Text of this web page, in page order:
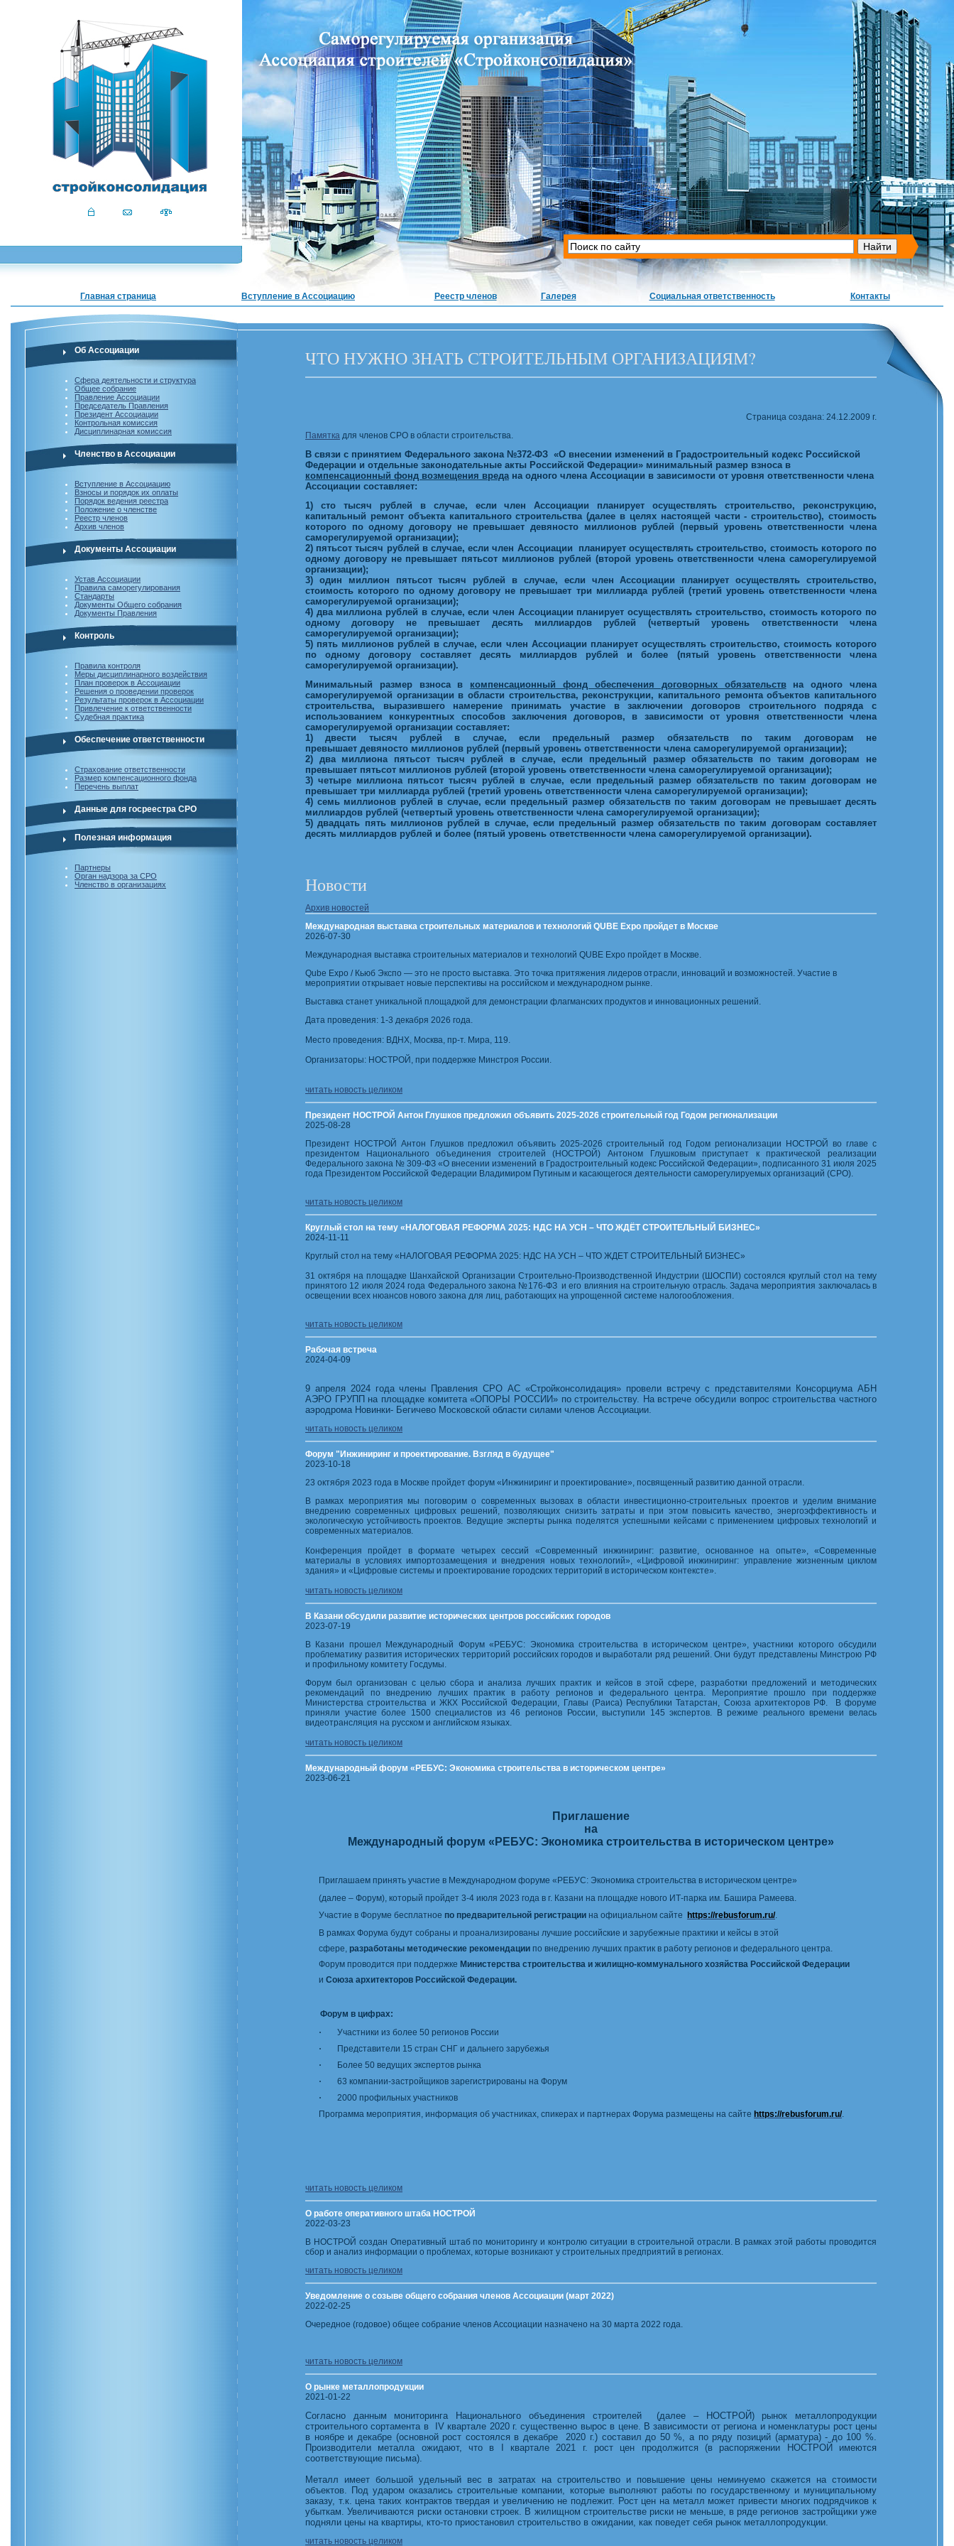
Главная страница Вступление в Ассоциацию Реестр членов Галерея Социальная ответственность Контакты
Об Ассоциации
Сфера деятельности и структура
Общее собрание
Правление Ассоциации
Председатель Правления
Президент Ассоциации
Контрольная комиссия
Дисциплинарная комиссия
Членство в Ассоциации
Вступление в Ассоциацию
Взносы и порядок их оплаты
Порядок ведения реестра
Положение о членстве
Реестр членов
Архив членов
Документы Ассоциации
Устав Ассоциации
Правила саморегулирования
Стандарты
Документы Общего собрания
Документы Правления
Контроль
Правила контроля
Меры дисциплинарного воздействия
План проверок в Ассоциации
Решения о проведении проверок
Результаты проверок в Ассоциации
Привлечение к ответственности
Судебная практика
Обеспечение ответственности
Страхование ответственности
Размер компенсационного фонда
Перечень выплат
Данные для госреестра СРО
Полезная информация
Партнеры
Орган надзора за СРО
Членство в организациях
ЧТО НУЖНО ЗНАТЬ СТРОИТЕЛЬНЫМ ОРГАНИЗАЦИЯМ?
Страница создана: 24.12.2009 г.
Памятка для членов СРО в области строительства.
В связи с принятием Федерального закона №372-ФЗ «О внесении изменений в Градостроительный кодекс Российской
Федерации и отдельные законодательные акты Российской Федерации» минимальный размер взноса в
компенсационный фонд возмещения вредана одного члена Ассоциации в зависимости от уровня ответственности члена
Ассоциации составляет:
1) сто тысяч рублей в случае, если член Ассоциации планирует осуществлять строительство, реконструкцию,
капитальный ремонт объекта капитального строительства (далее в целях настоящей части - строительство), стоимость
которого по одному договору не превышает девяносто миллионов рублей (первый уровень ответственности члена
саморегулируемой организации);
2) пятьсот тысяч рублей в случае, если член Ассоциации планирует осуществлять строительство, стоимость которого по
одному договору не превышает пятьсот миллионов рублей (второй уровень ответственности члена саморегулируемой
организации);
3) один миллион пятьсот тысяч рублей в случае, если членАссоциации планирует осуществлять строительство,
стоимость которого по одному договору не превышает три миллиарда рублей (третий уровень ответственности члена
саморегулируемой организации);
4) два миллиона рублей в случае, если член Ассоциации планирует осуществлять строительство, стоимость которого по
одному договору не превышает десять миллиардов рублей (четвертый уровень ответственности члена
саморегулируемой организации);
5) пять миллионов рублей в случае, если член Ассоциации планирует осуществлять строительство, стоимость которого
по одному договору составляет десять миллиардов рублей и более (пятый уровень ответственности члена
саморегулируемой организации).
Минимальный размер взноса в компенсационный фонд обеспечения договорных обязательствна одного члена
саморегулируемой организации в области строительства, реконструкции, капитального ремонта объектов капитального
строительства, выразившего намерение принимать участие в заключении договоров строительного подряда с
использованием конкурентных способов заключения договоров, в зависимости от уровня ответственности члена
саморегулируемой организации составляет:
1) двести тысяч рублей в случае, если предельный размер обязательств по таким договорам не
превышает девяносто миллионов рублей (первый уровень ответственности члена саморегулируемой организации);
2) два миллиона пятьсот тысяч рублей в случае, если предельный размер обязательств по таким договорам не
превышает пятьсот миллионов рублей (второй уровень ответственности члена саморегулируемой организации);
3) четыре миллиона пятьсот тысяч рублей в случае, если предельный размер обязательств по таким договорам не
превышает три миллиарда рублей (третий уровень ответственности члена саморегулируемой организации);
4) семь миллионов рублей в случае, если предельный размер обязательств по таким договорам не превышает десять
миллиардов рублей (четвертый уровень ответственности члена саморегулируемой организации);
5) двадцать пять миллионов рублей в случае, если предельный размер обязательств по таким договорам составляет
десять миллиардов рублей и более (пятый уровень ответственности члена саморегулируемой организации).
Новости
Архив новостей
Международная выставка строительных материалов и технологий QUBE Expo пройдет в Москве
2026-07-30
Международная выставка строительных материалов и технологий QUBE Expo пройдет в Москве.
Qube Expo / Кьюб Экспо — это не просто выставка. Это точка притяжения лидеров отрасли, инноваций и возможностей. Участие в
мероприятии открывает новые перспективы на российском и международном рынке.
Выставка станет уникальной площадкой для демонстрации флагманских продуктов и инновационных решений.
Дата проведения: 1-3 декабря 2026 года.
Место проведения: ВДНХ, Москва, пр-т. Мира, 119.
Организаторы: НОСТРОЙ, при поддержке Минстроя России.
читать новость целиком
Президент НОСТРОЙ Антон Глушков предложил объявить 2025-2026 строительный год Годом регионализации
2025-08-28
Президент НОСТРОЙ Антон Глушков предложил объявить 2025-2026 строительный год Годом регионализации НОСТРОЙ во главе с
президентом Национального объединения строителей (НОСТРОЙ) Антоном Глушковым приступает к практической реализации
Федерального закона № 309-ФЗ «О внесении изменений в Градостроительный кодекс Российской Федерации», подписанного 31 июля 2025
года Президентом Российской Федерации Владимиром Путиным и касающегося деятельности саморегулируемых организаций (СРО).
читать новость целиком
Круглый стол на тему «НАЛОГОВАЯ РЕФОРМА 2025: НДС НА УСН – ЧТО ЖДЁТ СТРОИТЕЛЬНЫЙ БИЗНЕС»
2024-11-11
Круглый стол на тему «НАЛОГОВАЯ РЕФОРМА 2025: НДС НА УСН – ЧТО ЖДЕТ СТРОИТЕЛЬНЫЙ БИЗНЕС»
31 октября на площадке Шанхайской Организации Строительно-Производственной Индустрии (ШОСПИ) состоялся круглый стол на тему
принятого 12 июля 2024 года Федерального закона №176-ФЗ и его влияния на строительную отрасль. Задача мероприятия заключалась в
освещении всех нюансов нового закона для лиц, работающих на упрощенной системе налогообложения.
читать новость целиком
Рабочая встреча
2024-04-09
9 апреля 2024 года члены Правления СРО АС «Стройконсолидация» провели встречу с представителями Консорциума АБН
АЭРО ГРУПП на площадке комитета «ОПОРЫ РОССИИ» по строительству. На встрече обсудили вопрос строительства частного
аэродрома Новинки- Бегичево Московской области силами членов Ассоциации.
читать новость целиком
Форум "Инжиниринг и проектирование. Взгляд в будущее"
2023-10-18
23 октября 2023 года в Москве пройдет форум «Инжиниринг и проектирование», посвященный развитию данной отрасли.
В рамках мероприятия мы поговорим о современных вызовах в области инвестиционно-строительных проектов и уделим внимание
внедрению современных цифровых решений, позволяющих снизить затраты и при этом повысить качество, энергоэффективность и
экологическую устойчивость проектов. Ведущие эксперты рынка поделятся успешными кейсами с применением цифровых технологий и
современных материалов.
Конференция пройдет в формате четырех сессий «Современный инжиниринг: развитие, основанное на опыте», «Современные
материалы в условиях импортозамещения и внедрения новых технологий», «Цифровой инжиниринг: управление жизненным циклом
здания» и «Цифровые системы и проектирование городских территорий в историческом контексте».
читать новость целиком
В Казани обсудили развитие исторических центров российских городов
2023-07-19
В Казани прошел Международный Форум «РЕБУС: Экономика строительства в историческом центре», участники которого обсудили
проблематику развития исторических территорий российских городов и выработали ряд решений. Они будут представлены Минстрою РФ
и профильному комитету Госдумы.
Форум был организован с целью сбора и анализа лучших практик и кейсов в этой сфере, разработки предложений и методических
рекомендаций по внедрению лучших практик в работу регионов и федерального центра. Мероприятие прошло при поддержке
Министерства строительства и ЖКХ Российской Федерации, Главы (Раиса) Республики Татарстан, Союза архитекторов РФ. В форуме
приняли участие более 1500 специалистов из 46 регионов России, выступили 145 экспертов. В режиме реального времени велась
видеотрансляция на русском и английском языках.
читать новость целиком
Международный форум «РЕБУС: Экономика строительства в историческом центре»
2023-06-21
Приглашение
на
Международный форум «РЕБУС: Экономика строительства в историческом центре»
Приглашаем принять участие в Международном форуме «РЕБУС: Экономика строительства в историческом центре»
(далее – Форум), который пройдет 3-4 июля 2023 года в г. Казани на площадке нового ИТ-парка им. Башира Рамеева.
Участие в Форуме бесплатное по предварительной регистрациина официальном сайте https://rebusforum.ru/.
В рамках Форума будут собраны и проанализированы лучшие российские и зарубежные практики и кейсы в этой
сфере, разработаны методические рекомендациипо внедрению лучших практик в работу регионов и федерального центра.
Форум проводится при поддержке Министерства строительства и жилищно-коммунального хозяйства Российской Федерации
и Союза архитекторов Российской Федерации.
Форум в цифрах:
·
Участники из более 50 регионов России
·
Представители 15 стран СНГ и дальнего зарубежья
·
Более 50 ведущих экспертов рынка
·
63 компании-застройщиков зарегистрированы на Форум
·
2000 профильных участников
Программа мероприятия, информация об участниках, спикерах и партнерах Форума размещены на сайте https://rebusforum.ru/.
читать новость целиком
О работе оперативного штаба НОСТРОЙ
2022-03-23
В НОСТРОЙ создан Оперативный штаб по мониторингу и контролю ситуации в строительной отрасли. В рамках этой работы проводится
сбор и анализ информации о проблемах, которые возникают у строительных предприятий в регионах.
читать новость целиком
Уведомление о созыве общего собрания членов Ассоциации (март 2022)
2022-02-25
Очередное (годовое) общее собрание членов Ассоциации назначено на 30 марта 2022 года.
читать новость целиком
О рынке металлопродукции
2021-01-22
Согласно данным мониторинга Национального объединения строителей (далее – НОСТРОЙ) рынок металлопродукции
строительного сортамента в IV квартале 2020 г. существенно вырос в цене. В зависимости от региона и номенклатуры рост цены
в ноябре и декабре (основной рост состоялся в декабре 2020 г.) составил до 50 %, а по ряду позиций (арматура) - до 100 %.
Производители металла ожидают, что в I квартале 2021 г. рост цен продолжится (в распоряжении НОСТРОЙ имеются
соответствующие письма).
Металл имеет большой удельный вес в затратах на строительство и повышение цены неминуемо скажется на стоимости
объектов. Под ударом оказались строительные компании, которые выполняют работы по государственному и муниципальному
заказу, т.к. цена таких контрактов твердая и увеличению не подлежит. Рост цен на металл может привести многих подрядчиков к
убыткам. Увеличиваются риски остановки строек. В жилищном строительстве риски не меньше, в ряде регионов застройщики уже
подняли цены на квартиры, кто-то приостановил строительство в ожидании, как поведет себя рынок металлопродукции.
читать новость целиком